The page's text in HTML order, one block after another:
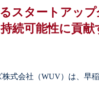
スタートアッ
続可能性に貢
式会社（WUV）は、早